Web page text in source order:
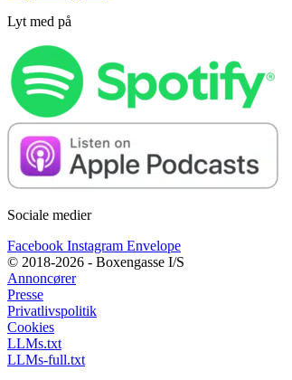
Lyt med på
Sociale medier
Facebook Instagram Envelope
© 2018-2026 - Boxengasse I/S
Annoncører
Presse
Privatlivspolitik
Cookies
LLMs.txt
LLMs-full.txt